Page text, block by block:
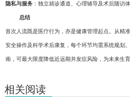
隐私与服务 ：独立就诊通道、心理辅导及术后随访体
总结
首次人流既是医疗行为，亦是健康管理起点。从精
安全操作及科学术后康复，每个环节均需系统规划
南，可最大限度降低近远期并发症风险，为未来生
相关阅读